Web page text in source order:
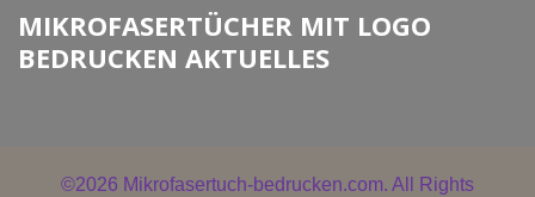
MIKROFASERTÜCHER MIT LOGO
BEDRUCKEN AKTUELLES
©2026 Mikrofasertuch-bedrucken.com. All Rights